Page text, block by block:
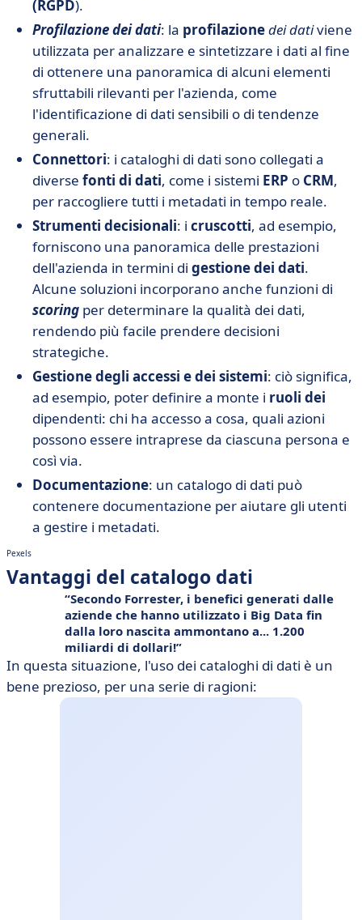
(RGPD).
Profilazione dei dati: la profilazionedei dativiene
utilizzata per analizzare e sintetizzare i dati al fine
di ottenere una panoramica di alcuni elementi
sfruttabili rilevanti per l'azienda, come
l'identificazione di dati sensibili o di tendenze
generali.
Connettori: i cataloghi di dati sono collegati a
diverse fonti di dati, come i sistemi ERP o CRM,
per raccogliere tutti i metadati in tempo reale.
Strumenti decisionali: i cruscotti, ad esempio,
forniscono una panoramica delle prestazioni
dell'azienda in termini di gestione dei dati.
Alcune soluzioni incorporano anche funzioni di
scoring per determinare la qualità dei dati,
rendendo più facile prendere decisioni
strategiche.
Gestione degli accessi e dei sistemi: ciò significa,
ad esempio, poter definire a monte i ruoli dei
dipendenti: chi ha accesso a cosa, quali azioni
possono essere intraprese da ciascuna persona e
così via.
Documentazione: un catalogo di dati può
contenere documentazione per aiutare gli utenti
a gestire i metadati.
Pexels
Vantaggi del catalogo dati
Secondo Forrester, i benefici generati dalle
aziende che hanno utilizzato i Big Data fin
dalla loro nascita ammontano a... 1.200
miliardi di dollari!
In questa situazione, l'uso dei cataloghi di dati è un
bene prezioso, per una serie di ragioni: